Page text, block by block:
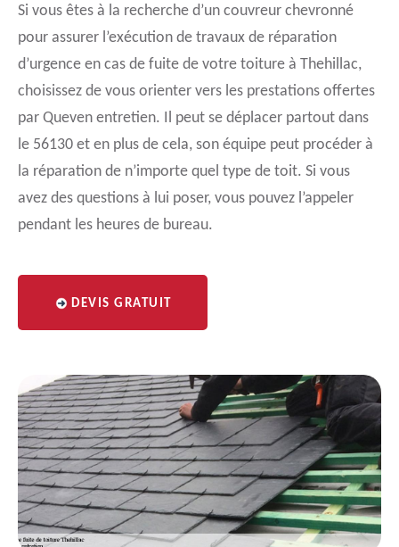
Si vous êtes à la recherche d’un couvreur chevronné
pour assurer l’exécution de travaux de réparation
d’urgence en cas de fuite de votre toiture à Thehillac,
choisissez de vous orienter vers les prestations offertes
par Queven entretien. Il peut se déplacer partout dans
le 56130 et en plus de cela, son équipe peut procéder à
la réparation de n’importe quel type de toit. Si vous
avez des questions à lui poser, vous pouvez l’appeler
pendant les heures de bureau.
DEVIS GRATUIT